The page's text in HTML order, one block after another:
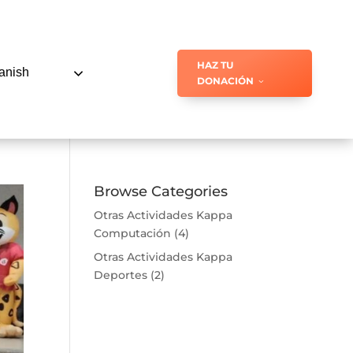
HAZ TU
DONACIÓN
Browse Categories
Otras Actividades Kappa
Computación (4)
Otras Actividades Kappa
Deportes (2)